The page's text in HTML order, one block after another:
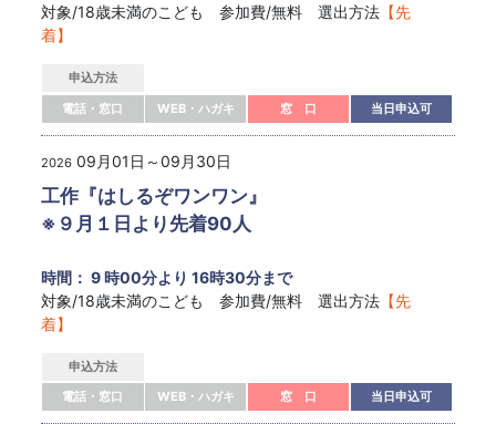
対象/18歳未満のこども 参加費/無料 選出方法 【先
着】
申込方法
電話・窓口
WEB・ハガキ 窓 口 当日申込可
2026 09月01日～09月30日
工作『はしるぞワンワン』
※９月１日より先着90人
時間： 9 時00分より 16時30分まで
対象/18歳未満のこども 参加費/無料 選出方法 【先
着】
申込方法
電話・窓口
WEB・ハガキ 窓 口 当日申込可